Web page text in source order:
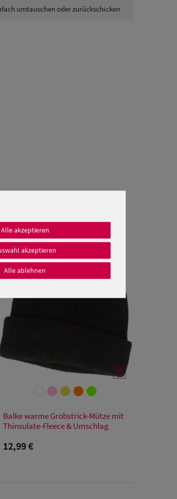
umtauschen oder zurückschicken
Einheitsgröße
Balke warme Grobstrick-Mütze mit
Thinsulate-Fleece & Umschlag
12,99 €
Alle akzeptieren
akzeptieren
Alle ablehnen